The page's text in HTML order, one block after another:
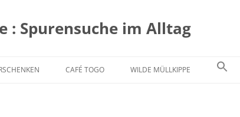
: Spurensuche im Alltag
CAFÉ TOGO WILDE MÜLLKIPPE